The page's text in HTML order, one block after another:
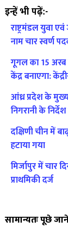
इन्हें भी पढ़ें:-
राष्ट्रमंडल युवा
नाम चार स्वर्ण
गूगल का 15 अरब
केंद्र बनाएगा:
आंध्र प्रदेश के
निगरानी के
दक्षिणी चीन में
हटाया गया
मिर्जापुर में चार
प्राथमिकी दर्ज
सामान्यतः पूछे जाने